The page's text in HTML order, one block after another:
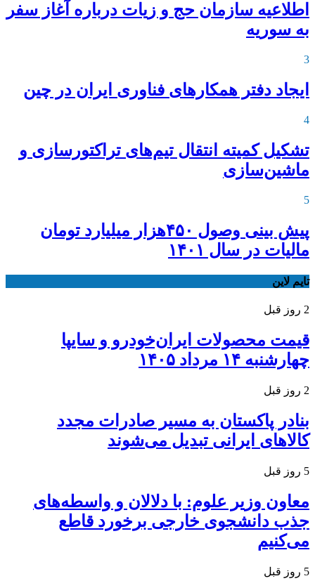
اطلاعیه‌ سازمان حج و زیات درباره آغاز سفر
به سوریه
3
ایجاد دفتر همکارهای فناوری ایران در چین
4
تشکیل کمیته انتقال تیم‌های تراکتورسازی و
ماشین‌سازی
5
پیش بینی وصول ۴۵۰هزار میلیارد تومان
مالیات در سال ۱۴۰۱
تایم لاین
2 روز قبل
قیمت محصولات ایران‌خودرو و سایپا
چهارشنبه ۱۴ مرداد ۱۴۰۵
2 روز قبل
بنادر پاکستان به مسیر صادرات مجدد
کالاهای ایرانی تبدیل می‌شوند
5 روز قبل
معاون وزیر علوم: با دلالان و واسطه‌های
جذب دانشجوی خارجی برخورد قاطع
می‌کنیم
5 روز قبل